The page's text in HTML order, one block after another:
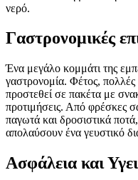
νερό.
Γαστρονομικές
Ένα μεγάλο κομμάτι της
γαστρονομία. Φέτος, πολλές
προστεθεί σε πακέτα με
προτιμήσεις. Από φρέσκες
παγωτά και δροσιστικά
απολαύσουν ένα γευστικό
Ασφάλεια και